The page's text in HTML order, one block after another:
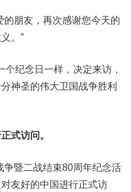
的朋友，再次感谢您今天的
。”
纪念日一样，决定来访，
神圣的伟大卫国战争胜利
式访问。
争暨二战结束80周年纪念活
友好的中国进行正式访